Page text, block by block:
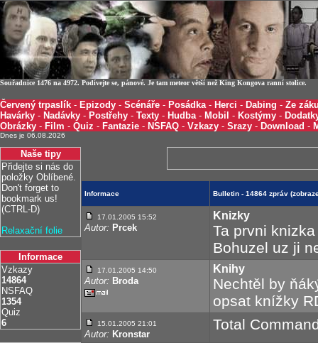
Souřadnice 1476 na 4972. Podívejte se, pánové. Je tam meteor větší než King Kongova ranní stolice.
Červený trpaslík - Epizody - Scénáře - Posádka- Herci - Dabing - Ze
Havárky - Nadávky - Postřehy - Texty - Hudba- Mobil - Kostýmy -
Obrázky - Film - Quiz - Fantazie - NSFAQ - Vzkazy - Srazy - Download -
Dnes je 06.08.2026
Naše tipy
Přidejte si nás do
položky Oblíbené.
Don't forget to
bookmark us!
(CTRL-D)
Relaxační folie
Informace
Vzkazy
14864
NSFAQ
1354
Quiz
6
Informace Bulletin - 14864 zpráv
17.01.2005 15:52
Autor: Prcek
Knizky
Ta prvni
Bohuzel uz ji
17.01.2005 14:50
Autor: Broda
Knihy
Nechtěl by
opsat knížky
15.01.2005 21:01
Autor: Kronstar
Total